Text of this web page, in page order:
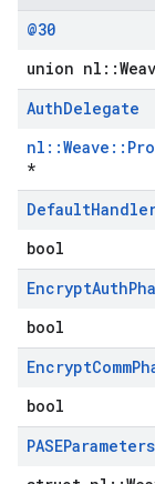
@30
union
AuthDelegate
*
Default
bool
EncryptAuth
bool
EncryptComm
bool
PASEParameters